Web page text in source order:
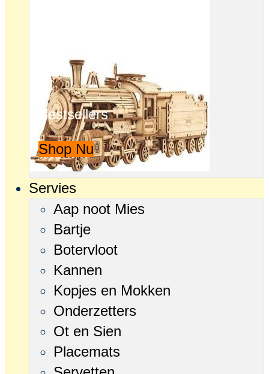
Bestsellers
Shop Nu
Servies
Aap noot Mies
Bartje
Botervloot
Kannen
Kopjes en Mokken
Onderzetters
Ot en Sien
Placemats